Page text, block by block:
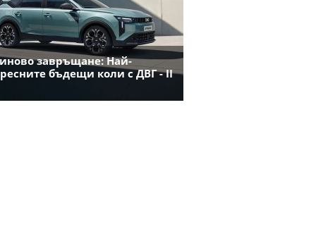
завръщане: Най-
бъдещи коли с ДВГ - II